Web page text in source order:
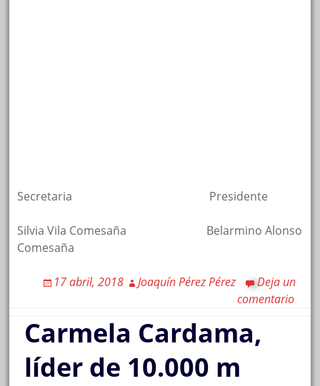
Secretaria Presidente
Silvia Vila Comesaña Belarmino Alonso
Comesaña
17 abril, 2018 Joaquín Pérez Pérez
Deja un
comentario
Carmela Cardama,
líder de 10.000 m